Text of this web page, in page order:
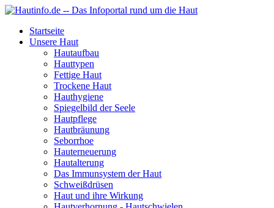
Startseite
Unsere Haut
Hautaufbau
Hauttypen
Fettige Haut
Trockene Haut
Hauthygiene
Spiegelbild der Seele
Hautpflege
Hautbräunung
Seborrhoe
Hauterneuerung
Hautalterung
Das Immunsystem der Haut
Schweißdrüsen
Haut und ihre Wirkung